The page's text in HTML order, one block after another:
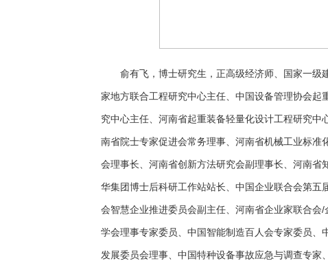
俞有飞，博士研究生，正高级经济师、国家一级
家地方联合工程研究中心主任、中国设备管理协会
究中心主任、河南省起重装备轻量化设计工程研究
南省院士专家促进会常务理事、河南省机械工业标
会理事长、河南省创新方法研究会副理事长、河南
华集团博士后科研工作站站长、中国企业联合会第
会智慧企业推进委员会副主任、河南省企业家联合
学会理事专家委员、中国智能制造百人会专家委员
发展委员会理事、中国特种设备事故应急与调查专